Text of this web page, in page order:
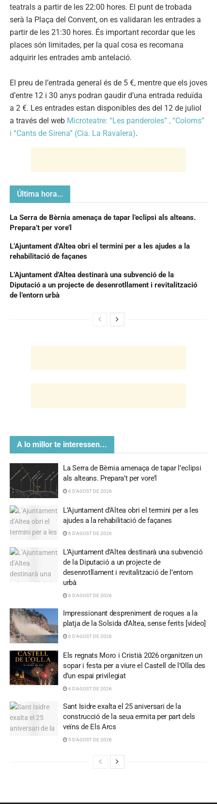
teatrals a partir de les 22:00 hores. El punt de trobada
serà la Plaça del Convent, on es validaran les entrades a
partir de les 21:30 hores. És important recordar que les
places són limitades, per la qual cosa es recomana
adquirir les entrades amb antelació.
El preu de l’entrada general és de 5 €, mentre que els joves
d’entre 12 i 30 anys podran gaudir d’una entrada reduïda
a 2 €. Les entrades estan disponibles des del 12 de juliol
a través del web Microteatre: “Les panderoles” , “Coloms”
i “Cants de Sirena” (Cia. La Ravalera).
Última hora...
La Serra de Bèrnia amenaça de tapar l’eclipsi als alteans.
Prepara’t per vore’l
L’Ajuntament d’Altea obri el termini per a les ajudes a la
rehabilitació de façanes
L’Ajuntament d’Altea destinarà una subvenció de la
Diputació a un projecte de desenrotllament i revitalització
de l’entorn urbà
A lo millor te interessen...
La Serra de Bèrnia amenaça de tapar l’eclipsi
als alteans. Prepara’t per vore’l
6 D'AGOST DE 2026
L’Ajuntament d’Altea obri el termini per a les
ajudes a la rehabilitació de façanes
6 D'AGOST DE 2026
L’Ajuntament d’Altea destinarà una subvenció
de la Diputació a un projecte de
desenrotllament i revitalització de l’entorn
urbà
6 D'AGOST DE 2026
Impressionant despreniment de roques a la
platja de la Solsida d’Altea, sense ferits [video]
6 D'AGOST DE 2026
Els regnats Moro i Cristià 2026 organitzen un
sopar i festa per a viure el Castell de l’Olla des
d’un espai privilegiat
6 D'AGOST DE 2026
Sant Isidre exalta el 25 aniversari de la
construcció de la seua ermita per part dels
veïns de Els Arcs
5 D'AGOST DE 2026